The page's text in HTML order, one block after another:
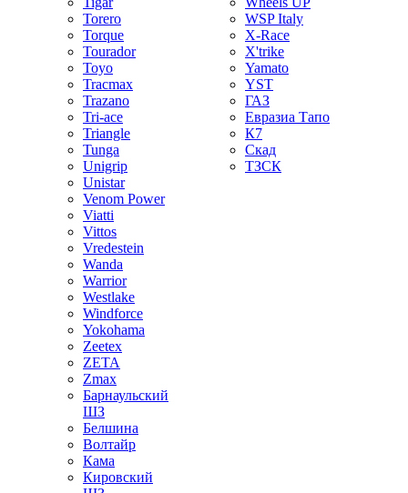
Torero
Torque
Tourador
Toyo
Tracmax
Trazano
Tri-ace
Triangle
Tunga
Unigrip
Unistar
Venom Power
Viatti
Vittos
Vredestein
Wanda
Warrior
Westlake
Windforce
Yokohama
Zeetex
ZETA
Zmax
Барнаульский
ШЗ
Белшина
Волтайр
Кама
Кировский
WSP Italy
X-Race
X'trike
Yamato
YST
ГАЗ
Евразиа Тапо
К7
Скад
ТЗСК